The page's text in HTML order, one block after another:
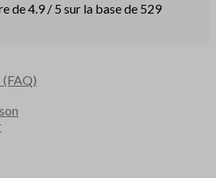
de 4.9 / 5 sur la base de 529
(FAQ)